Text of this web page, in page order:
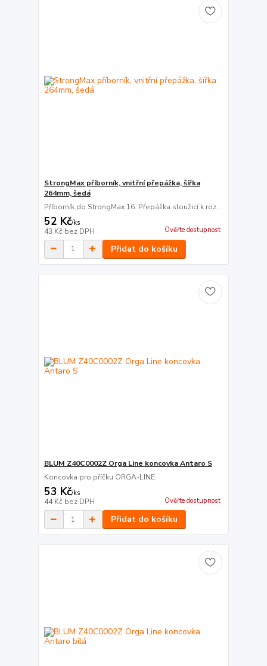
StrongMax příborník, vnitřní přepážka, šířka
264mm, šedá
Příborník do StrongMax 16. Přepážka sloužicí k roz...
52 Kč/ks
43 Kč bez DPH Ověřte dostupnost
Přidat do košíku
BLUM Z40C0002Z Orga Line koncovka Antaro S
Koncovka pro příčku ORGA-LINE
53 Kč/ks
44 Kč bez DPH Ověřte dostupnost
Přidat do košíku